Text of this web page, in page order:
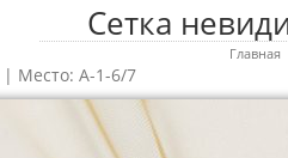
Сетка
Главная
| Место: A-1-6/7